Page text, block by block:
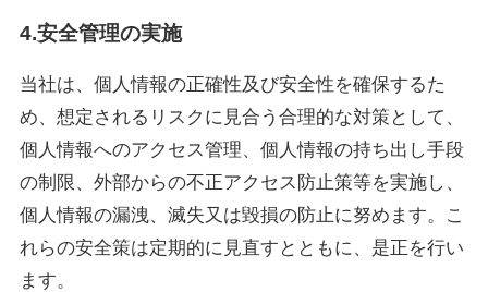
4.安全管理の実施
当社は、個人情報の正確性及び安全性を確保するた
め、想定されるリスクに見合う合理的な対策として、
個人情報へのアクセス管理、個人情報の持ち出し手段
の制限、外部からの不正アクセス防止策等を実施し、
個人情報の漏洩、滅失又は毀損の防止に努めます。こ
れらの安全策は定期的に見直すとともに、是正を行い
ます。